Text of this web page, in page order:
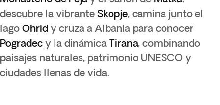
descubre la vibrante Skopje, camina junto el
lago Ohrid y cruza a Albania para conocer
Pogradec y la dinámica Tirana, combinando
paisajes naturales, patrimonio UNESCO y
ciudades llenas de vida.